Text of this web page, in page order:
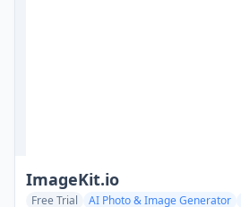
ImageKit.io
Free Trial AI Photo & Image Generator